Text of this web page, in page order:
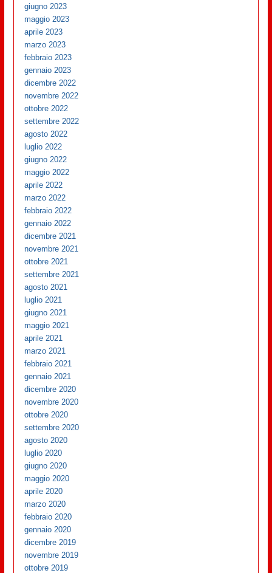
giugno 2023
maggio 2023
aprile 2023
marzo 2023
febbraio 2023
gennaio 2023
dicembre 2022
novembre 2022
ottobre 2022
settembre 2022
agosto 2022
luglio 2022
giugno 2022
maggio 2022
aprile 2022
marzo 2022
febbraio 2022
gennaio 2022
dicembre 2021
novembre 2021
ottobre 2021
settembre 2021
agosto 2021
luglio 2021
giugno 2021
maggio 2021
aprile 2021
marzo 2021
febbraio 2021
gennaio 2021
dicembre 2020
novembre 2020
ottobre 2020
settembre 2020
agosto 2020
luglio 2020
giugno 2020
maggio 2020
aprile 2020
marzo 2020
febbraio 2020
gennaio 2020
dicembre 2019
novembre 2019
ottobre 2019